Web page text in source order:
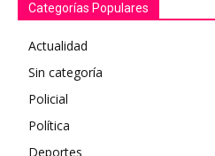
Categorías Populares
Actualidad
Sin categoría
Policial
Política
Deportes